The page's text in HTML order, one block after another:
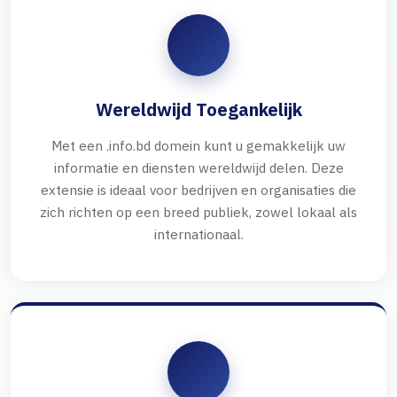
Wereldwijd Toegankelijk
Met een .info.bd domein kunt u gemakkelijk uw
informatie en diensten wereldwijd delen. Deze
extensie is ideaal voor bedrijven en organisaties die
zich richten op een breed publiek, zowel lokaal als
internationaal.